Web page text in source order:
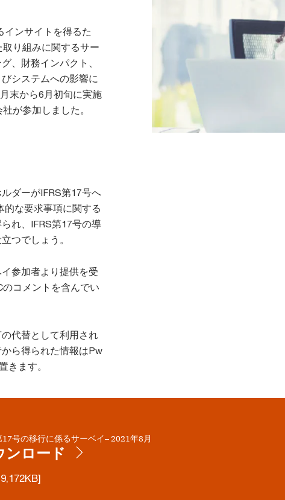
インサイトを得るた
り組みに関するサー
、財務インパクト、
システムへの影響に
末から6月初旬に実施
が参加しました。
ダーがIFRS第17号へ
的な要求事項に関する
れ、IFRS第17号の導
つでしょう。
参加者より提供を受
コメントを含んでい
代替として利用され
ら得られた情報はPw
きます。
17号の移行に係るサーベイ– 2021年8月
ンロード